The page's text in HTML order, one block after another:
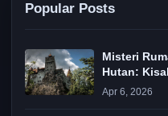
Popular Posts
Misteri
Hutan:
Apr 6, 2026